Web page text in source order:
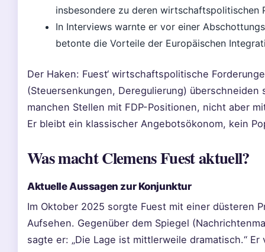
insbesondere zu deren wirtschaftspolitischen
In Interviews warnte er vor einer
betonte die Vorteile der Europäischen
Der Haken: Fuest‘ wirtschaftspolitische
(Steuersenkungen, Deregulierung) überschneiden
manchen Stellen mit FDP-Positionen, nicht aber
Er bleibt ein klassischer Angebotsökonom, kein
Was macht Clemens Fuest aktuell?
Aktuelle Aussagen zur Konjunktur
Im Oktober 2025 sorgte Fuest mit einer düsteren
Aufsehen. Gegenüber dem Spiegel
sagte er: „Die Lage ist mittlerweile dramatisch.“ Er